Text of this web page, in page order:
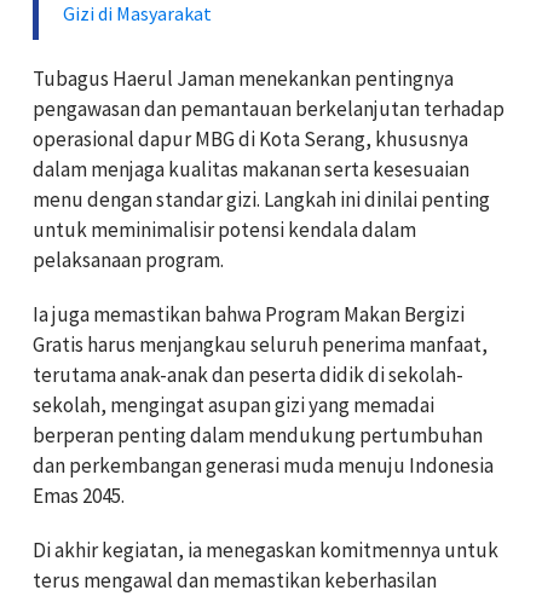
Gizi di Masyarakat
Tubagus Haerul Jaman menekankan pentingnya
pengawasan dan pemantauan berkelanjutan terhadap
operasional dapur MBG di Kota Serang, khususnya
dalam menjaga kualitas makanan serta kesesuaian
menu dengan standar gizi. Langkah ini dinilai penting
untuk meminimalisir potensi kendala dalam
pelaksanaan program.
Ia juga memastikan bahwa Program Makan Bergizi
Gratis harus menjangkau seluruh penerima manfaat,
terutama anak-anak dan peserta didik di sekolah-
sekolah, mengingat asupan gizi yang memadai
berperan penting dalam mendukung pertumbuhan
dan perkembangan generasi muda menuju Indonesia
Emas 2045.
Di akhir kegiatan, ia menegaskan komitmennya untuk
terus mengawal dan memastikan keberhasilan